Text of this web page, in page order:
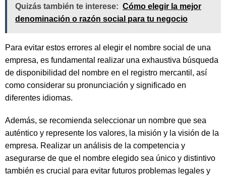
Quizás también te interese: Cómo elegir la mejor
denominación o razón social para tu negocio
Para evitar estos errores al elegir el nombre social de una
empresa, es fundamental realizar una exhaustiva búsqueda
de disponibilidad del nombre en el registro mercantil, así
como considerar su pronunciación y significado en
diferentes idiomas.
Además, se recomienda seleccionar un nombre que sea
auténtico y represente los valores, la misión y la visión de la
empresa. Realizar un análisis de la competencia y
asegurarse de que el nombre elegido sea único y distintivo
también es crucial para evitar futuros problemas legales y